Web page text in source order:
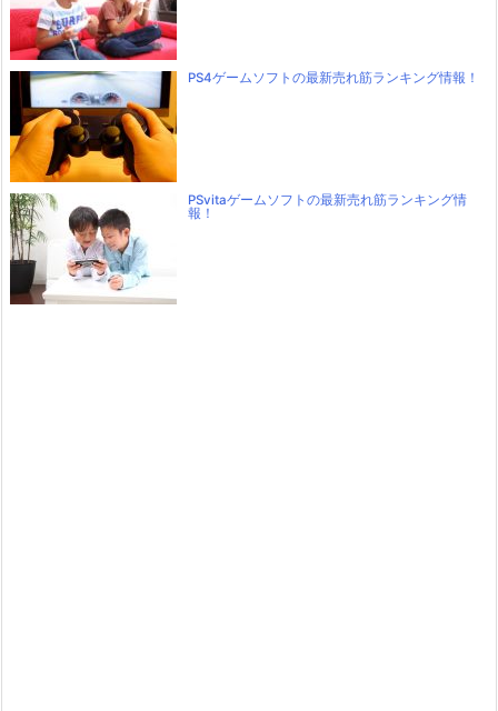
PS4ゲームソフトの最新売れ筋ランキング情報！
PSvitaゲームソフトの最新売れ筋ランキング情
報！